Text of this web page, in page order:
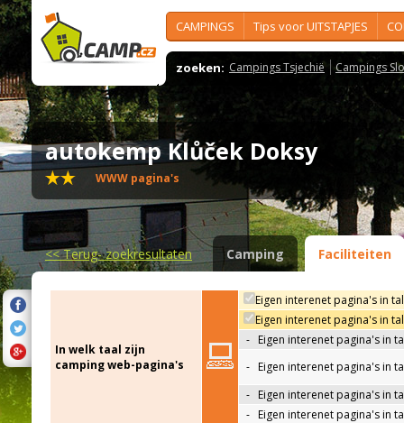
CAMPINGS Tips voor UITSTAPJES
zoeken: Campings Tsjechië Campings
autokemp Klůček Doksy
WWW pagina's
<<Terug- zoekresultaten Camping Faciliteiten
In welk taal zijn
camping web-pagina's
Eigen interenet pagina's in
Eigen interenet pagina's in
- Eigen interenet pagina's in
- Eigen interenet pagina's in
- Eigen interenet pagina's in
- Eigen interenet pagina's in